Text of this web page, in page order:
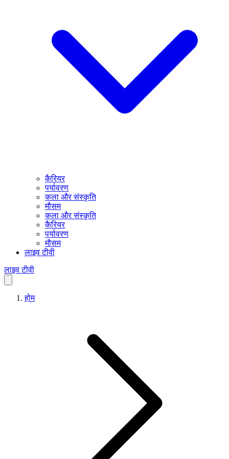
कैरियर
पर्यावरण
कला और संस्कृति
मौसम
कला और संस्कृति
कैरियर
पर्यावरण
मौसम
लाइव टीवी
लाइव टीवी
होम